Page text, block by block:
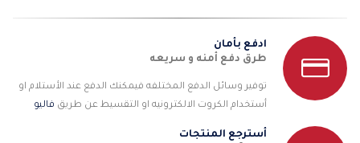
ادفع بأمان
طرق دفع أمنه و سريعه
توفير وسائل الدفع المختلفه فيمكنك الدفع عند الأستلام او
أستخدام الكروت الالكترونيه او التقسيط عن طريق فاليو
أسترجع المنتجات